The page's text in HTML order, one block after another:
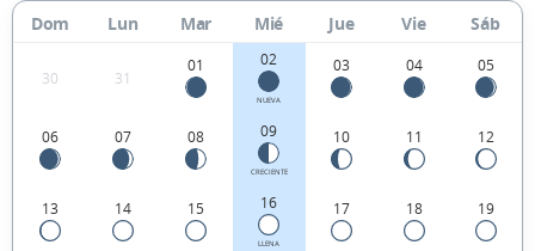
Septiembre
1959
de
Ecuador.
Dom Lun Mar Mié Jue Vie Sáb
30 31
01 02
NUEVA
03 04 05
06 07 08 09
CRECIENTE
10 11 12
13 14 15 16
LLENA
17 18 19